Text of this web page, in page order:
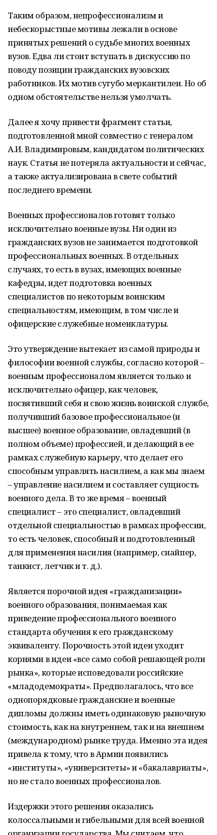
Таким образом, непрофессионализм и
небескорыстные мотивы лежали в основе
принятых решений о судьбе многих военных
вузов. Едва ли стоит вступать в дискуссию по
поводу позиции гражданских вузовских
работников. Их мотив сугубо меркантилен. Но об
одном обстоятельстве нельзя умолчать.
Далее я хочу привести фрагмент статьи,
подготовленной мной совместно с генералом
А.И. Владимировым, кандидатом политических
наук. Статья не потеряла актуальности и сейчас,
а также актуализирована в свете событий
последнего времени.
Военных профессионалов готовят только
исключительно военные вузы. Ни один из
гражданских вузов не занимается подготовкой
профессиональных военных. В отдельных
случаях, то есть в вузах, имеющих военные
кафедры, идет подготовка военных
специалистов по некоторым воинским
специальностям, имеющим, в том числе и
офицерские служебные номенклатуры.
Это утверждение вытекает из самой природы и
философии военной службы, согласно которой –
военным профессионалом является только и
исключительно офицер, как человек,
посвятивший себя и свою жизнь воинской службе,
получивший базовое профессиональное (и
высшее) военное образование, овладевший (в
полном объеме) профессией, и делающий в ее
рамках служебную карьеру, что делает его
способным управлять насилием, а как мы знаем
– управление насилием и составляет сущность
военного дела. В то же время – военный
специалист – это специалист, овладевший
отдельной специальностью в рамках профессии,
то есть человек, способный и подготовленный
для применения насилия (например, снайпер,
танкист, летчик и т. д.).
Является порочной идея «гражданизации»
военного образования, понимаемая как
приведение профессионального военного
стандарта обучения к его гражданскому
эквиваленту. Порочность этой идеи уходит
корнями в идеи «все само собой решающей роли
рынка», которые исповедовали российские
«младодемократы». Предполагалось, что все
однопорядковые гражданские и военные
дипломы должны иметь одинаковую рыночную
стоимость, как на внутреннем, так и на внешнем
(международном) рынке труда. Именно эта идея
привела к тому, что в Армии появились
«институты», «университеты» и «бакалавриаты»,
но не стало военных профессионалов.
Издержки этого решения оказались
колоссальными и гибельными для всей военной